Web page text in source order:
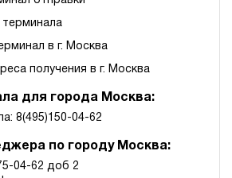
терминала
в г. Москва
получения в г. Москва
для города Москва:
8(495)150-04-62
по городу Москва:
04-62 доб 2